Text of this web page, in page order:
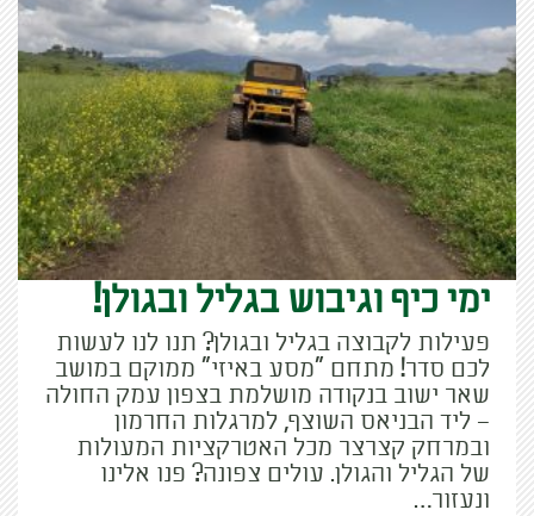
ימי כיף וגיבוש בגליל ובגולן!
פעילות לקבוצה בגליל ובגולן? תנו לנו לעשות
לכם סדר! מתחם "מסע באיזי" ממוקם במושב
שאר ישוב בנקודה מושלמת בצפון עמק החולה
– ליד הבניאס השוצף, למרגלות החרמון
ובמרחק קצרצר מכל האטרקציות המעולות
של הגליל והגולן. עולים צפונה? פנו אלינו
ונעזור…